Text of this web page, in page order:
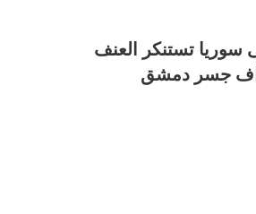
سوريا تستنكر العنف
جسر دمشق